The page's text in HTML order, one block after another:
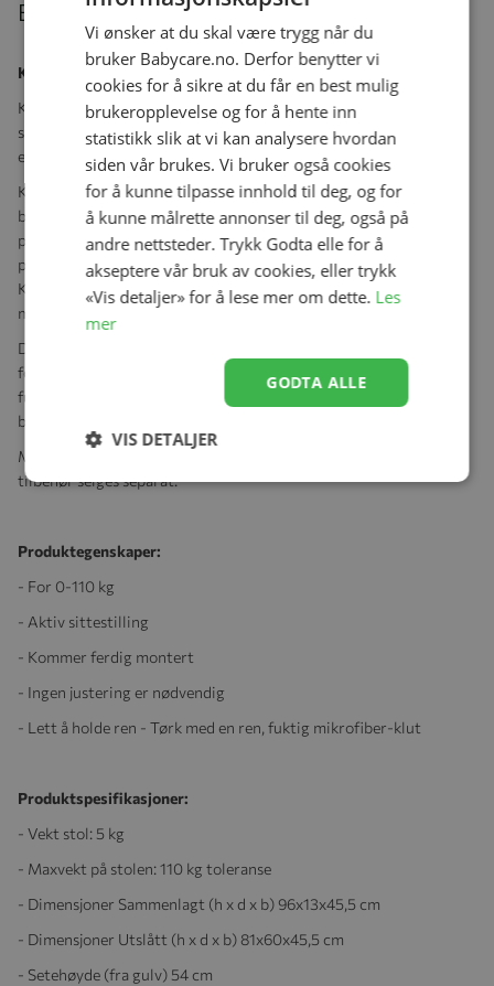
Beskrivelse
Klapp Barnestol, Kaos, Bøk, Grå + Baby Seat
KAOS Klapp kommer ferdig montert og er lett å sette opp. Bare
skyv bena ut, klikk setet på plass og stolen er klar til bruk. Den har
en glatt og solid finish som gjør den enkel å holde ren.
Klapp er en moderne designklassiker som vil vare hele
barndommen. En bærekraftig investering, av solid håndverk og
premium materialer. Stolen er designet av den prisbelønte norske
produktdesigneren Ole Petter Wullum for KAOS. Med KAOS
Klapp kan du gi barnet ditt en sikker og komfortabel sitteplass i
mange år.
Denne spisestolen er ikke bare perfekt for hjemmet ditt, men også
for bedrifter, kafeer og restauranter som trenger stilige og
funksjonelle spisestoler som enkelt kan lagres bort når de ikke er i
bruk.
Merk: Bøyle kjøpes separat og er anbefalt frem til 36 mnd. Annet
tilbehør selges separat.
Produktegenskaper:
- For 0-110 kg
- Aktiv sittestilling
- Kommer ferdig montert
- Ingen justering er nødvendig
- Lett å holde ren - Tørk med en ren, fuktig mikrofiber-klut
Produktspesifikasjoner:
- Vekt stol: 5 kg
- Maxvekt på stolen: 110 kg toleranse
- Dimensjoner Sammenlagt (h x d x b) 96x13x45,5 cm
- Dimensjoner Utslått (h x d x b) 81x60x45,5 cm
- Setehøyde (fra gulv) 54 cm
Vi ønsker at du skal være trygg når du
bruker Babycare.no. Derfor benytter vi
cookies for å sikre at du får en best mulig
brukeropplevelse og for å hente inn
statistikk slik at vi kan analysere hvordan
siden vår brukes. Vi bruker også cookies
for å kunne tilpasse innhold til deg, og for
å kunne målrette annonser til deg, også på
andre nettsteder. Trykk Godta elle for å
akseptere vår bruk av cookies, eller trykk
«Vis detaljer» for å lese mer om dette. Les
mer
GODTA ALLE
VIS DETALJER